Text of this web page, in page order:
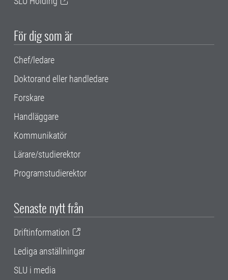
För dig som är
Chef/ledare
Doktorand eller handledare
Forskare
Handläggare
Kommunikatör
Lärare/studierektor
Programstudierektor
Senaste nytt från
Driftinformation
Lediga anställningar
SLU i media